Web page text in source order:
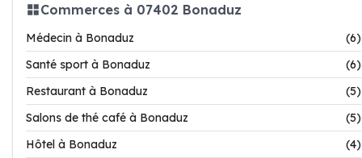
Commerces à 07402 Bonaduz
Médecin à Bonaduz
(6)
Santé sport à Bonaduz
(6)
Restaurant à Bonaduz
(5)
Salons de thé café à Bonaduz
(5)
Hôtel à Bonaduz
(4)